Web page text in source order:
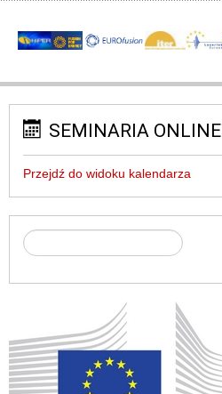
SEMINARIA ONLINE
Przejdź do widoku kalendarza